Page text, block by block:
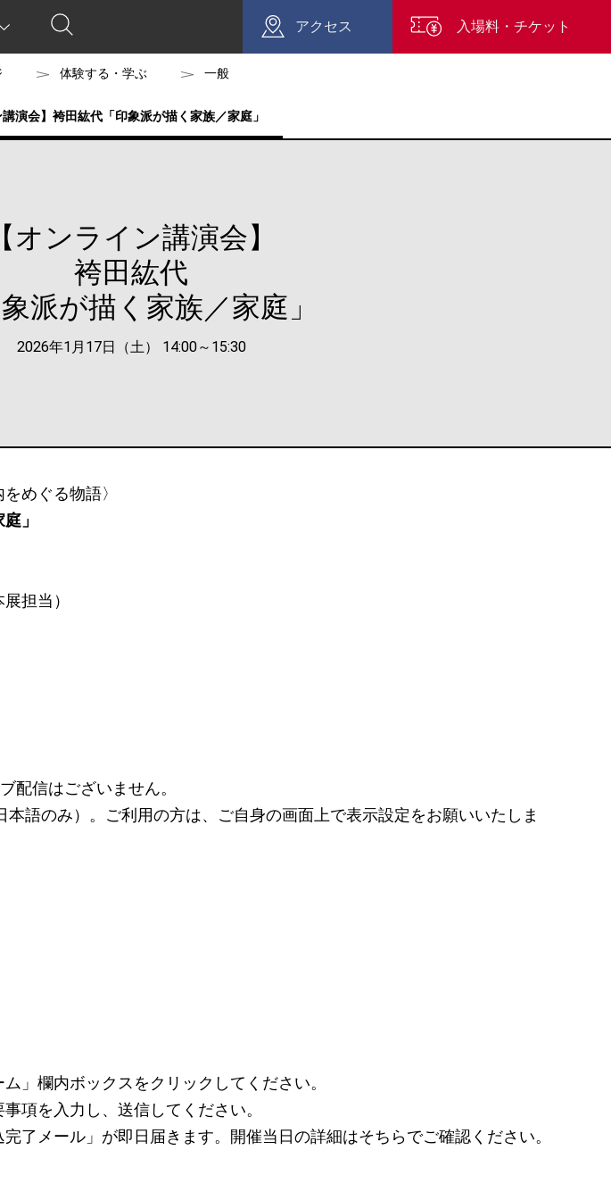
アクセス 入場料・チケット
体験する・学ぶ 一般
講演会】袴田紘代「印象派が描く家族／家庭」
【オンライン講演会】
袴田紘代
象派が描く家族／家庭」
2026年1月17日（土） 14:00～15:30
めぐる物語〉
」
担当）
配信はございません。
語のみ）。ご利用の方は、ご自身の画面上で表示設定をお願いいたしま
」欄内ボックスをクリックしてください。
項を入力し、送信してください。
了メール」が即日届きます。開催当日の詳細はそちらでご確認ください。